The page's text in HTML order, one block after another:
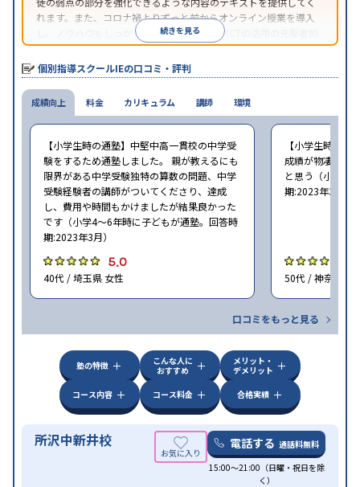
れます。また、コロナ禍よりずっと前からオンライン授業を導入
し、ノウハウもしっかりとしています。AIやICTの活用の先駆者的
な個別指導塾です。
続きを見る
個別指導スクールIEの口コミ・評判
成績向上
【小学生時の通塾】中堅中高一貫校の中学受
験をするため通塾しました。 親が教えるにも
限界がある中学受験独特の算数の問題、中学
受験経験者の講師がついてくださり、達成
し、費用や時間もかけましたが結果良かった
です（小学4〜6年時に子どもが通塾。回答時
期:2023年3月）
5.0
40代 / 埼玉県 女性
【小学生時の通
成績が物凄く悪
と思う（小学6
期:2023年3月）
50代 / 神奈川県
口コミをもっと見る
料金 カリキュラム 講師 環境
塾の特徴
こんな人に
おすすめ
メリット・
デメリット
コース内容
コース料金 合格実績
所沢中新井校 電話する 通話料無料
15:00〜21:00（日曜・祝日を除
く）